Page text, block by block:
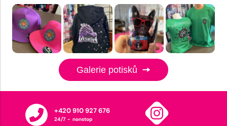
Galerie potisků
+420 910 927 676
24/7 - nonstop